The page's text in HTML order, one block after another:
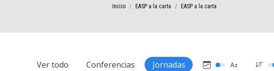
Estás aquí:
Inicio EASP a la carta EASP a la carta
Ver todo Conferencias Jornadas